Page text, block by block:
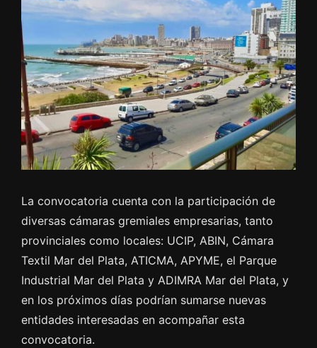
La convocatoria cuenta con la participación de
diversas cámaras gremiales empresarias, tanto
provinciales como locales: UCIP, ABIN, Cámara
Textil Mar del Plata, ATICMA, APYME, el Parque
Industrial Mar del Plata y ADIMRA Mar del Plata, y
en los próximos días podrían sumarse nuevas
entidades interesadas en acompañar esta
convocatoria.